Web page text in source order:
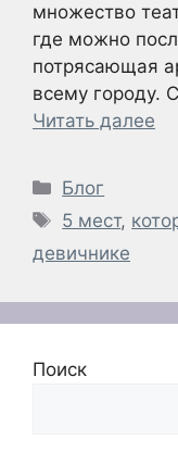
множество
где можно
потрясающая
всему городу.
Читать далее
Рубрики
Блог
Метки
5 мест,
девичнике
Поиск